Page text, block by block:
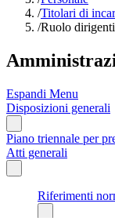
/Titolari di
/Ruolo dirigenti
Espandi Menu
Disposizioni generali
Piano triennale per
Atti generali
Riferimenti